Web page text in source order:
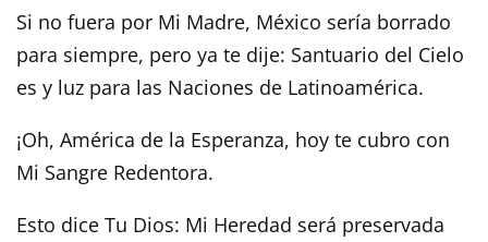
Si no fuera por Mi Madre, México sería borrado
para siempre, pero ya te dije: Santuario del Cielo
es y luz para las Naciones de Latinoamérica.
¡Oh, América de la Esperanza, hoy te cubro con
Mi Sangre Redentora.
Esto dice Tu Dios: Mi Heredad será preservada